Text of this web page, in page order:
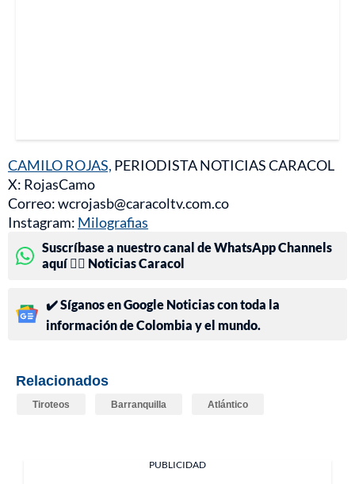
CAMILO ROJAS, PERIODISTA NOTICIAS CARACOL
X: RojasCamo
Correo: wcrojasb@caracoltv.com.co
Instagram: Milografias
Suscríbase a nuestro canal de WhatsApp Channels
aquí 👉🏻 Noticias Caracol
✔️ Síganos en Google Noticias con toda la
información de Colombia y el mundo.
Relacionados
Tiroteos Barranquilla Atlántico
PUBLICIDAD